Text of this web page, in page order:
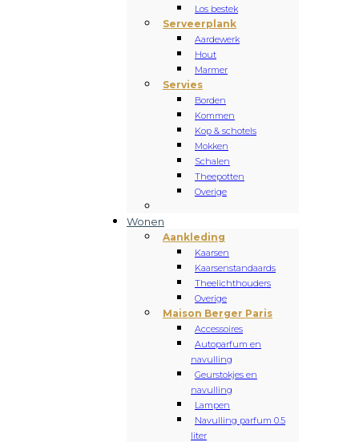
Los bestek
Serveerplank
Aardewerk
Hout
Marmer
Servies
Borden
Kommen
Kop & schotels
Mokken
Schalen
Theepotten
Overige
Wonen
Aankleding
Kaarsen
Kaarsenstandaards
Theelichthouders
Overige
Maison Berger Paris
Accessoires
Autoparfum en
navulling
Geurstokjes en
navulling
Lampen
Navulling parfum 0.5
liter